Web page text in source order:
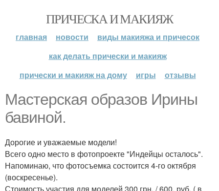
ПРИЧЕСКА И МАКИЯЖ
главная новости
виды макияжа и причесок
как делать прически и макияж
прически и макияж на дому
игры отзывы
Мастерская образов Ирины
бавиной.
Дорогие и уважаемые модели!
Всего одно место в фотопроекте "Индейцы осталось".
Напоминаю, что фотосъемка состоится 4-го октября
(воскресенье).